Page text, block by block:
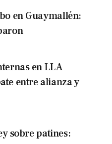
en Guaymallén:
en LLA
entre alianza y
sobre patines: